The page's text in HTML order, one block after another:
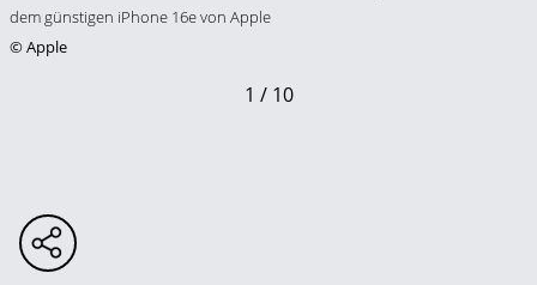
dem günstigen iPhone 16e von Apple
©Apple
1 / 10